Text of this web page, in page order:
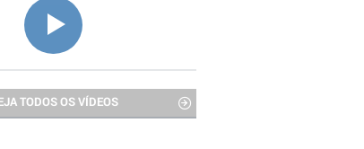
TODOS OS VÍDEOS